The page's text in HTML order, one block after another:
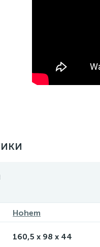
Hohem
160,5 x 98 x 44